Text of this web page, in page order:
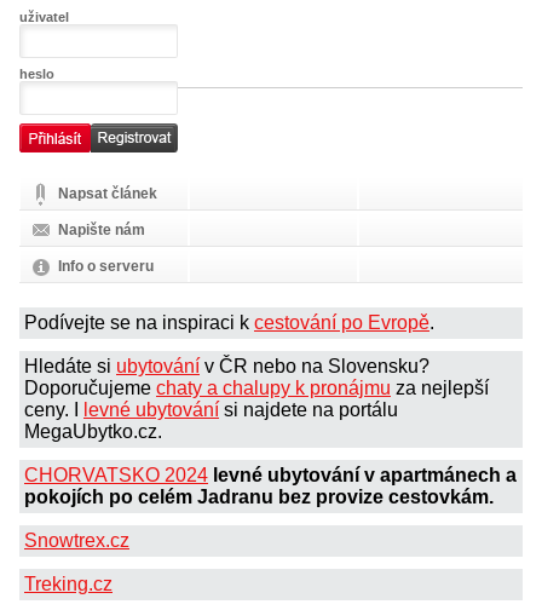
uživatel
heslo
Napsat článek
Napište nám
Info o serveru
Podívejte se na inspiraci k cestování po Evropě.
Hledáte si ubytování v ČR nebo na Slovensku?
Doporučujeme chaty a chalupy k pronájmu za nejlepší
ceny. I
levné ubytování si najdete na portálu
MegaUbytko.cz.
CHORVATSKO 2024 levné ubytování v apartmánech a
pokojích po celém Jadranu bez provize cestovkám.
Snowtrex.cz
Treking.cz